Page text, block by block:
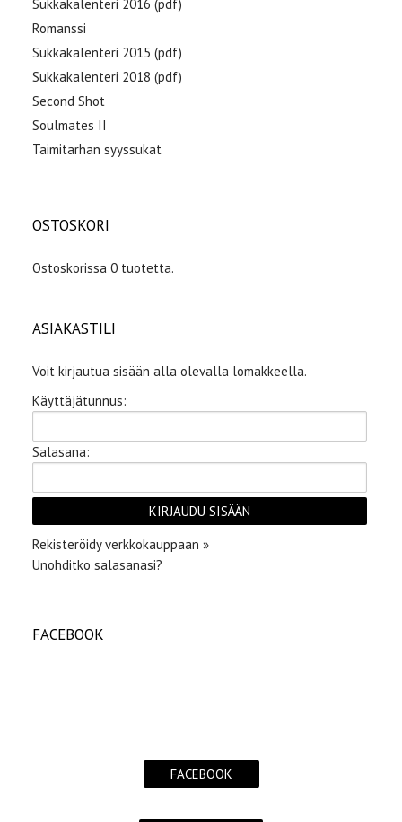
Sukkakalenteri 2016 (pdf)
Romanssi
Sukkakalenteri 2015 (pdf)
Sukkakalenteri 2018 (pdf)
Second Shot
Soulmates II
Taimitarhan syyssukat
OSTOSKORI
Ostoskorissa 0 tuotetta.
ASIAKASTILI
Voit kirjautua sisään alla olevalla lomakkeella.
Käyttäjätunnus:
Salasana:
Rekisteröidy verkkokauppaan »
Unohditko salasanasi?
FACEBOOK
FACEBOOK